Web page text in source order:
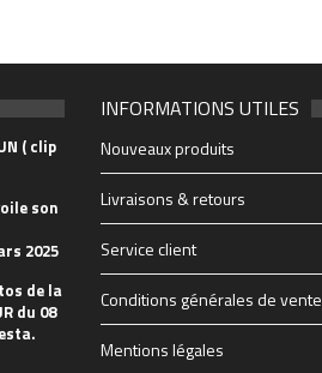
( clip
son
2025
de la
du 08
INFORMATIONS UTILES
Nouveaux produits
Livraisons & retours
Service client
Conditions générales de vente
Mentions légales